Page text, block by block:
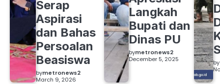
Serap
Aspirasi
dan Bahas
Persoalan
Beasiswa
bymetronews2
March 9, 2026
Langkah
Bupati dan
Dinas PU
bymetronews2
December 5, 2025
by